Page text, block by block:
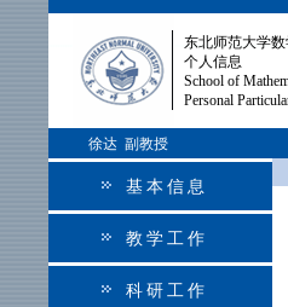
东北师范大学
个人信息
School of
Personal
徐达 副教授
基本信息
教学工作
科研工作